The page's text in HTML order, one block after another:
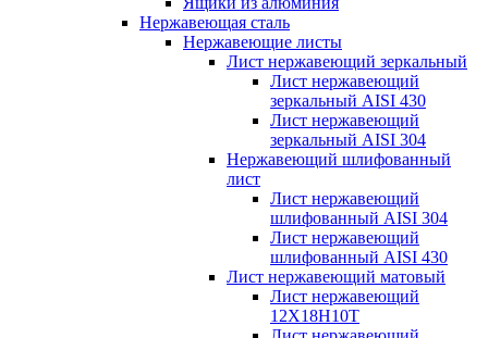
Нержавеющая сталь
Нержавеющие листы
Лист нержавеющий зеркальный
Лист нержавеющий
зеркальный AISI 430
Лист нержавеющий
зеркальный AISI 304
Нержавеющий шлифованный
лист
Лист нержавеющий
шлифованный AISI 304
Лист нержавеющий
шлифованный AISI 430
Лист нержавеющий матовый
Лист нержавеющий
12X18H10T